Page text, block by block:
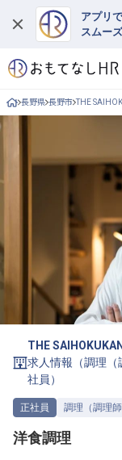
アプリ
スムー
ログイン
求人・施設を
就職・転職 合
おもてなし
ご利用の流れ
よくある質問
ホテル・宿泊
長野県 長野市 THE
THE
求人情報（調理（
社員 ）
正社員 調理（調理師
洋食調理